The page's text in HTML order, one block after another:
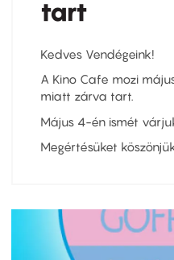
tart
Kedves Vendégeink!
A Kino Cafe mozi
miatt zárva tart.
Május 4-én ismét
Megértésüket